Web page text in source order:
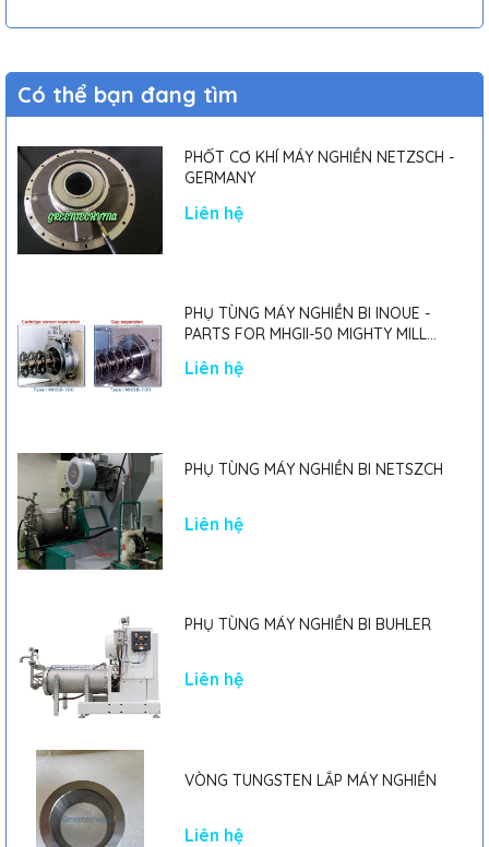
Có thể bạn đang tìm
PHỐT CƠ KHÍ MÁY NGHIỀN NETZSCH -
GERMANY
Liên hệ
PHỤ TÙNG MÁY NGHIỀN BI INOUE -
PARTS FOR MHGII-50 MIGHTY MILL
Liên hệ
PHỤ TÙNG MÁY NGHIỀN BI NETSZCH
Liên hệ
PHỤ TÙNG MÁY NGHIỀN BI BUHLER
Liên hệ
VÒNG TUNGSTEN LẮP MÁY NGHIỀN
Liên hệ